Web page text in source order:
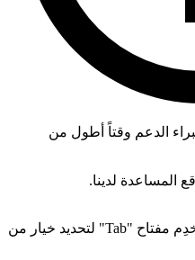
الدعم وقتاً أطول من
لدينا.
ابدأ الكتابة في مربع البحث، ثم استخدِم مفتاح "Tab" لتحديد خيار من